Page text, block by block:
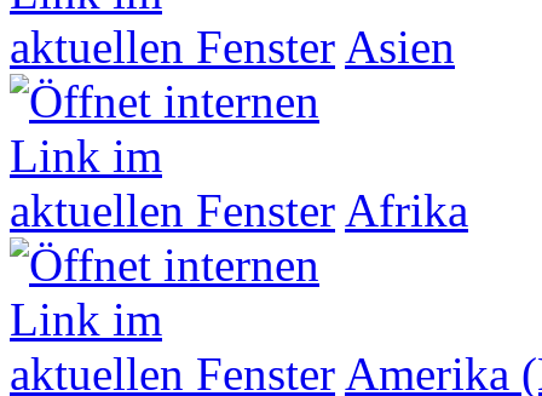
Asien
Afrika
Amerika